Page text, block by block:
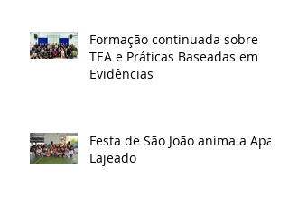
Formação continuada sobre
TEA e Práticas Baseadas em
Evidências
Festa de São João anima a Apae
Lajeado